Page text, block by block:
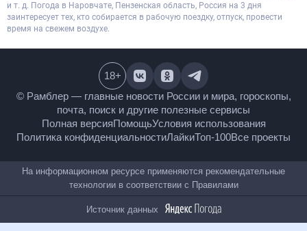
и т. д. Погода в Наровчате, Пензенская область, Россия на 3 дня
заинтересует тех, кто собирается в рабочую поездку, отпуск, провести
время на свежем воздухе.
© Рамблер — главные новости России и мира,
гороскопы, почта, поиск и другие полезные сервисы
Полная версияПомощьУсловия использования
Политика конфиденциальностиЛайкиТоп-100
18+
На информационном ресурсе применяются
рекомендательные технологии в соответствии сПравилами
Источник данных